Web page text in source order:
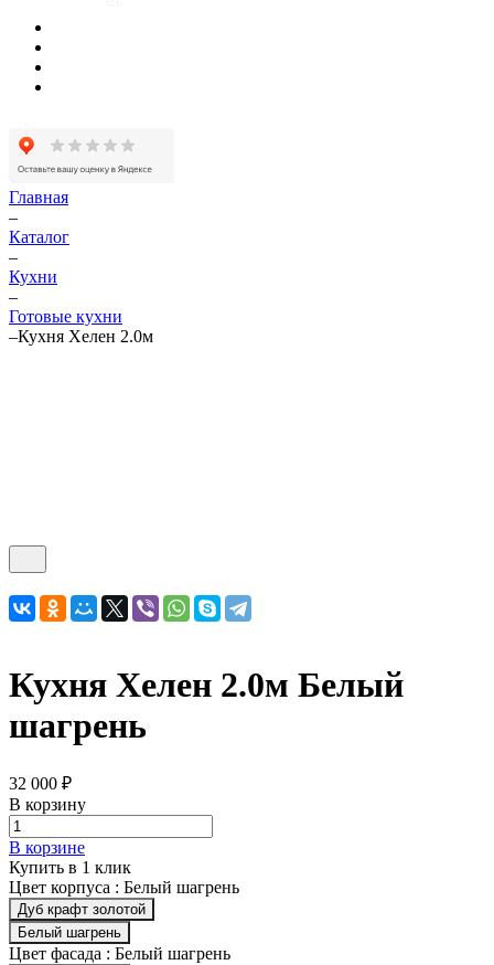
Главная
–
Каталог
–
Кухни
–
Готовые кухни
–Кухня Хелен 2.0м
Кухня Хелен 2.0м Белый
шагрень
32 000 ₽
В корзину
В корзине
Купить в 1 клик
Цвет корпуса : Белый шагрень
Дуб крафт золотой
Белый шагрень
Цвет фасада : Белый шагрень